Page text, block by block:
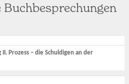
Prozess – die Schuldigen an der